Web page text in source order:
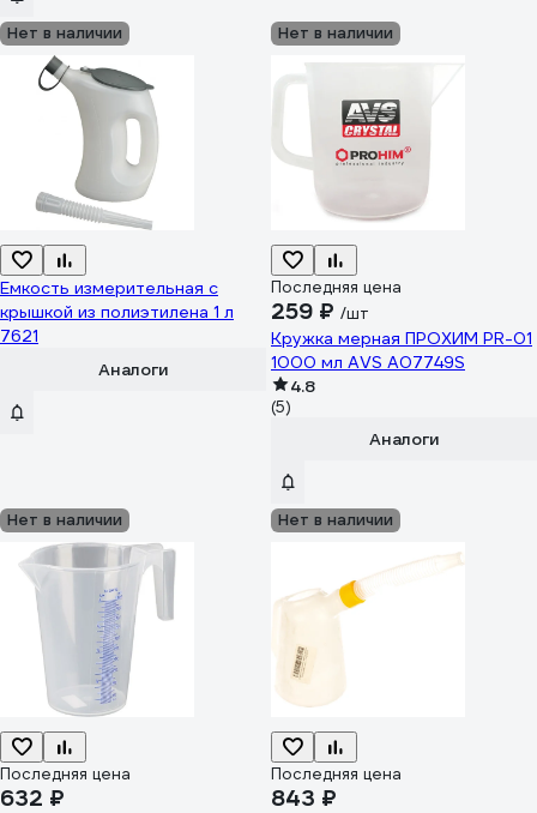
Нет в наличии
Емкость измерительная с
крышкой из полиэтилена 1 л
7621
Аналоги
Нет в наличии
Последняя цена
259 ₽ /шт
Кружка мерная ПРОХИМ PR-01
1000 мл AVS A07749S
4.8
(5)
Аналоги
Нет в наличии
Последняя цена
632 ₽
Нет в наличии
Последняя цена
843 ₽